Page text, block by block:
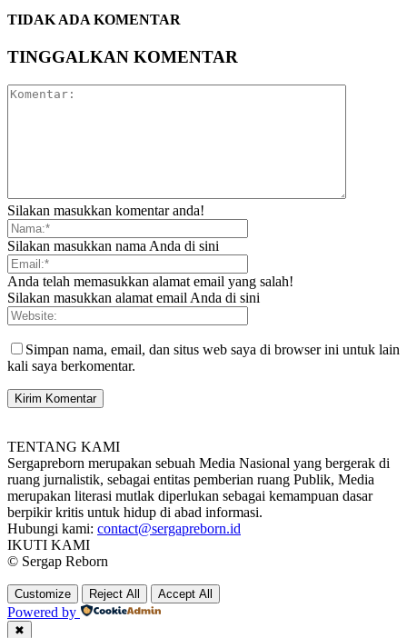
TIDAK ADA KOMENTAR
TINGGALKAN KOMENTAR
Silakan masukkan komentar anda!
Silakan masukkan nama Anda di sini
Anda telah memasukkan alamat email yang salah!
Silakan masukkan alamat email Anda di sini
Simpan nama, email, dan situs web saya di browser ini untuk lain
kali saya berkomentar.
TENTANG KAMI
Sergapreborn merupakan sebuah Media Nasional yang bergerak di
ruang jurnalistik, sebagai entitas pemberian ruang Publik, Media
merupakan literasi mutlak diperlukan sebagai kemampuan dasar
berpikir kritis untuk hidup di abad informasi.
Hubungi kami: contact@sergapreborn.id
IKUTI KAMI
© Sergap Reborn
Customize Reject All Accept All
Powered by
✖